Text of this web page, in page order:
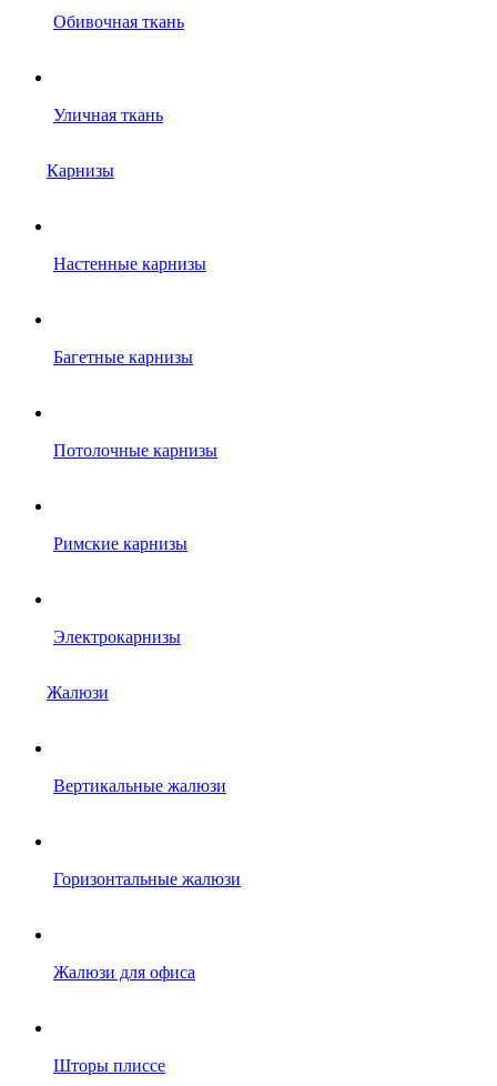
Обивочная ткань
Уличная ткань
Карнизы
Настенные карнизы
Багетные карнизы
Потолочные карнизы
Римские карнизы
Электрокарнизы
Жалюзи
Вертикальные жалюзи
Горизонтальные жалюзи
Жалюзи для офиса
Шторы плиссе